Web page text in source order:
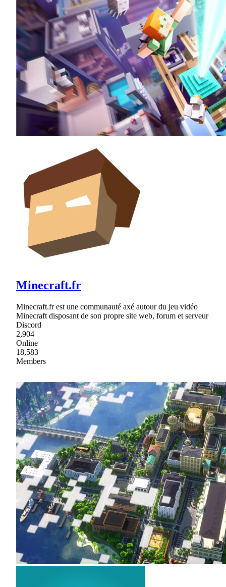
Minecraft.fr
Minecraft.fr est une communauté axé autour du jeu vidéo
Minecraft disposant de son propre site web, forum et serveur
Discord
2,904
Online
18,583
Members